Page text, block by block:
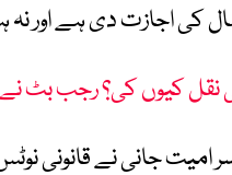
کی اجازت دی ہے اور
کیوں کی؟ رجب بٹ
امیت جانی نے قانونی